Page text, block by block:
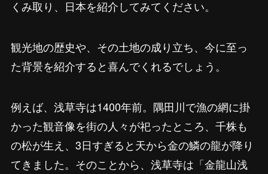
くみ取り、日本を紹介してみてください。
観光地の歴史や、その土地の成り立ち、今に至っ
た背景を紹介すると喜んでくれるでしょう。
例えば、浅草寺は1400年前。隅田川で漁の網に掛
かった観音像を街の人々が祀ったところ、千株も
の松が生え、3日すぎると天から金の鱗の龍が降り
てきました。そのことから、浅草寺は「金龍山浅